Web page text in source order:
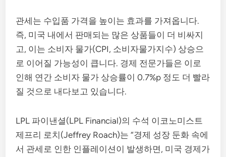
관세는 수입품 가격을 높이는 효과를 가져옵니다.
즉, 미국 내에서 판매되는 많은 상품들이 더 비싸지
고, 이는 소비자 물가(CPI, 소비자물가지수) 상승으
로 이어질 가능성이 큽니다. 경제 전문가들은 이로
인해 연간 소비자 물가 상승률이 0.7%p 정도 더 빨라
질 것으로 내다보고 있습니다.
LPL 파이낸셜(LPL Financial)의 수석 이코노미스트
제프리 로치(Jeffrey Roach)는 “경제 성장 둔화 속에
서 관세로 인한 인플레이션이 발생하면, 미국 경제가